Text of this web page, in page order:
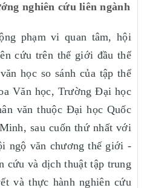
nghiên cứu liên ngành
phạm vi quan tâm, hội
cứu trên thế giới đầu thế
học so sánh của tập thể
Văn học, Trường Đại học
văn thuộc Đại học Quốc
sau cuốn thứ nhất với
ngộ văn chương thế giới -
cứu và dịch thuật tập trung
và thực hành nghiên cứu